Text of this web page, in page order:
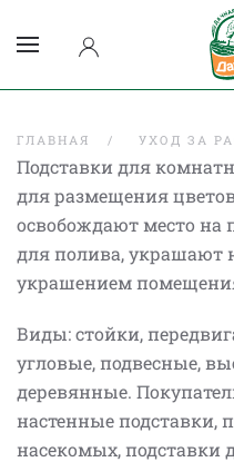
ГЛАВНАЯ УХОД ЗА
Подставки для
для размещения
освобождают место на
для полива, украшают
украшением
Виды: стойки,
угловые, подвесные,
деревянные.
настенные подставки,
насекомых, подставки